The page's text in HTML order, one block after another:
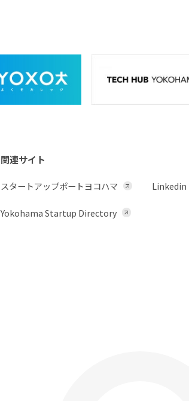
関連サイト
スタートアップポートヨコハマ
Yokohama Startup Directory
Linkedin